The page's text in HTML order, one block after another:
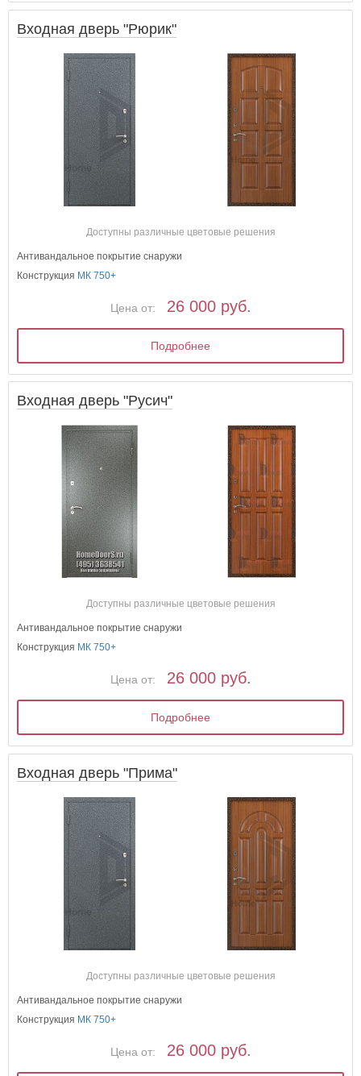
Входная дверь "Рюрик"
Доступны различные цветовые решения
Антивандальное покрытие снаружи
Конструкция МК 750+
Цена от: 26 000 руб.
Подробнее
Входная дверь "Русич"
Доступны различные цветовые решения
Антивандальное покрытие снаружи
Конструкция МК 750+
Цена от: 26 000 руб.
Подробнее
Входная дверь "Прима"
Доступны различные цветовые решения
Антивандальное покрытие снаружи
Конструкция МК 750+
Цена от: 26 000 руб.